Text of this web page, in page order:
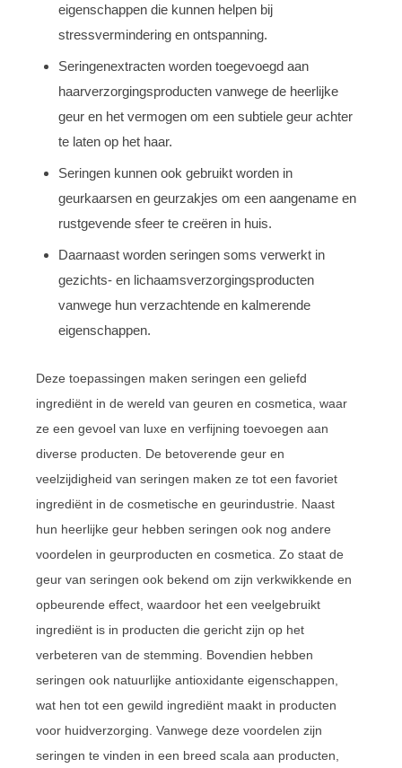
eigenschappen die kunnen helpen bij
stressvermindering en ontspanning.
Seringenextracten worden toegevoegd aan
haarverzorgingsproducten vanwege de heerlijke
geur en het vermogen om een subtiele geur achter
te laten op het haar.
Seringen kunnen ook gebruikt worden in
geurkaarsen en geurzakjes om een aangename en
rustgevende sfeer te creëren in huis.
Daarnaast worden seringen soms verwerkt in
gezichts- en lichaamsverzorgingsproducten
vanwege hun verzachtende en kalmerende
eigenschappen.
Deze toepassingen maken seringen een geliefd
ingrediënt in de wereld van geuren en cosmetica, waar
ze een gevoel van luxe en verfijning toevoegen aan
diverse producten. De betoverende geur en
veelzijdigheid van seringen maken ze tot een favoriet
ingrediënt in de cosmetische en geurindustrie. Naast
hun heerlijke geur hebben seringen ook nog andere
voordelen in geurproducten en cosmetica. Zo staat de
geur van seringen ook bekend om zijn verkwikkende en
opbeurende effect, waardoor het een veelgebruikt
ingrediënt is in producten die gericht zijn op het
verbeteren van de stemming. Bovendien hebben
seringen ook natuurlijke antioxidante eigenschappen,
wat hen tot een gewild ingrediënt maakt in producten
voor huidverzorging. Vanwege deze voordelen zijn
seringen te vinden in een breed scala aan producten,